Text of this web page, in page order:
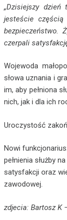
„Dzisiejszy
jesteście
bezpieczeństwo.
czerpali
Wojewoda
słowa uznania i
im, aby pełniona
nich, jak i dla ich
Uroczystość
Nowi
pełnienia służby
satysfakcji oraz
zawodowej.
zdjecia: Bartosz K